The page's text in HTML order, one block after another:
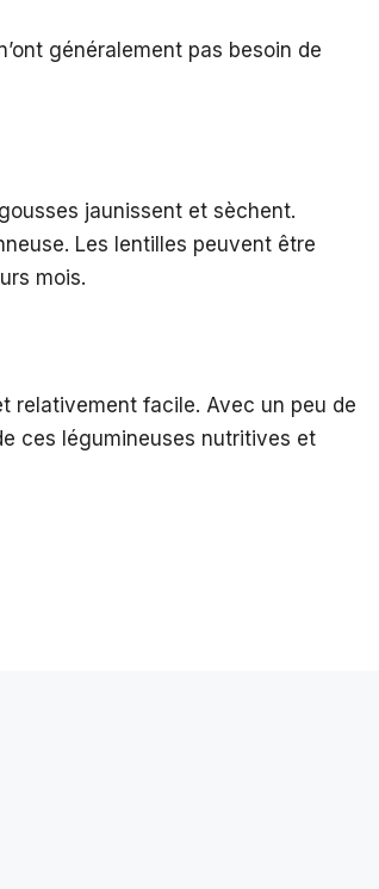
généralement pas besoin de
jaunissent et sèchent.
Les lentilles peuvent être
mois.
relativement facile. Avec un peu de
ces légumineuses nutritives et